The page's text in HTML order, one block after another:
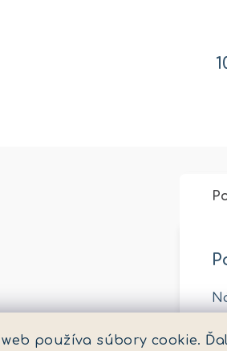
web používa súbory cookie.